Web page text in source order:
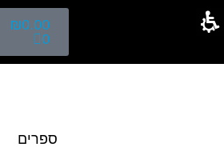
₪0.00
0
ספרים